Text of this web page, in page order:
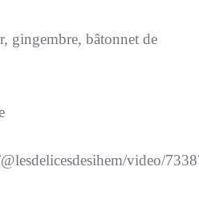
gingembre, bâtonnet de
video/